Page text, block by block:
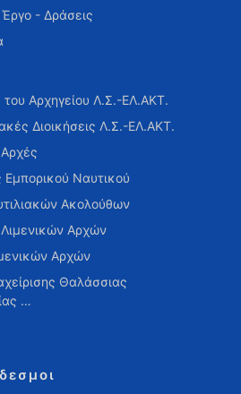
Έργο - Δράσεις
του Αρχηγείου Λ.Σ.-ΕΛ.ΑΚΤ.
Διοικήσεις Λ.Σ.-ΕΛ.ΑΚΤ.
Εμπορικού Ναυτικού
Ακολούθων
Λιμενικών Αρχών
Αρχών
Θαλάσσιας
…